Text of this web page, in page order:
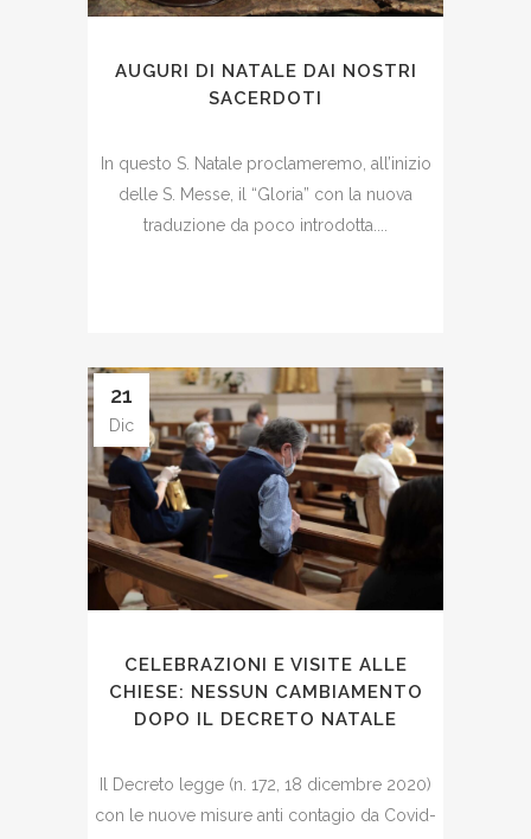
AUGURI DI NATALE DAI NOSTRI
SACERDOTI
In questo S. Natale proclameremo, all’inizio
delle S. Messe, il “Gloria” con la nuova
traduzione da poco introdotta....
21
Dic
CELEBRAZIONI E VISITE ALLE
CHIESE: NESSUN CAMBIAMENTO
DOPO IL DECRETO NATALE
Il Decreto legge (n. 172, 18 dicembre 2020)
con le nuove misure anti contagio da Covid-